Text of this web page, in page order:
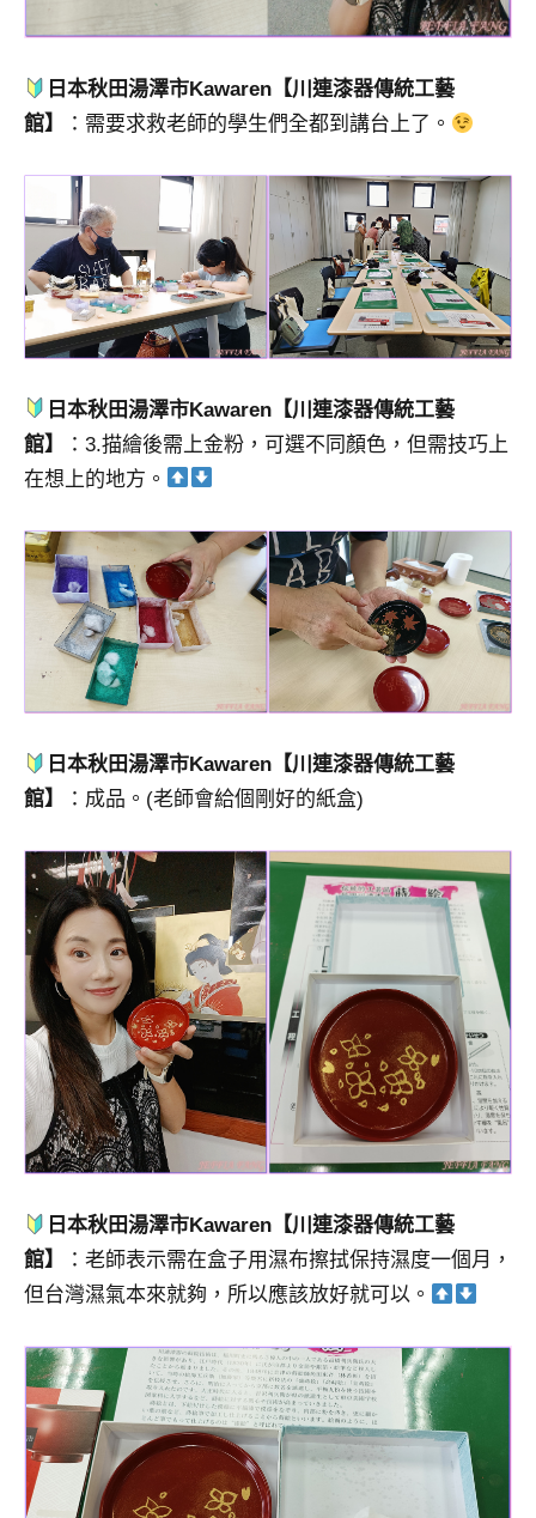
日本秋田湯澤市Kawaren【川連漆器傳統工藝
館】
：需要求救老師的學生們全都到講台上了。
日本秋田湯澤市Kawaren【川連漆器傳統工藝
館】
：3.描繪後需上金粉，可選不同顏色，但需技巧上
在想上的地方。
日本秋田湯澤市Kawaren【川連漆器傳統工藝
館】
：成品。(老師會給個剛好的紙盒)
日本秋田湯澤市Kawaren【川連漆器傳統工藝
館】
：老師表示需在盒子用濕布擦拭保持濕度一個月，
但台灣濕氣本來就夠，所以應該放好就可以。